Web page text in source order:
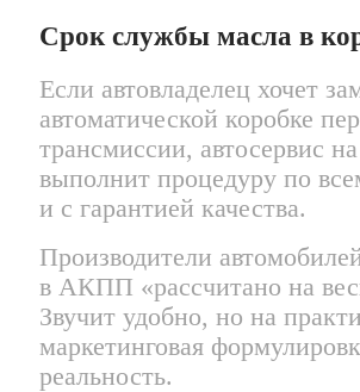
Срок службы масла в
Если автовладелец хочет
автоматической коробке
трансмиссии, автосервис
выполнит процедуру по
и с гарантией качества.
Производители
в АКПП «рассчитано на
Звучит удобно, но на
маркетинговая
реальность.